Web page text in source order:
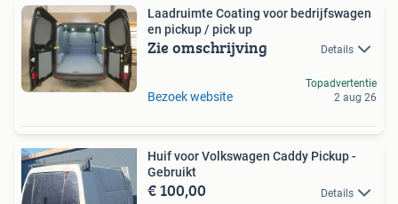
Laadruimte Coating voor bedrijfswagen
en pickup / pick up
Zie omschrijving Details
Bezoek website
Topadvertentie
2 aug 26
Huif voor Volkswagen Caddy Pickup -
Gebruikt
€ 100,00 Details